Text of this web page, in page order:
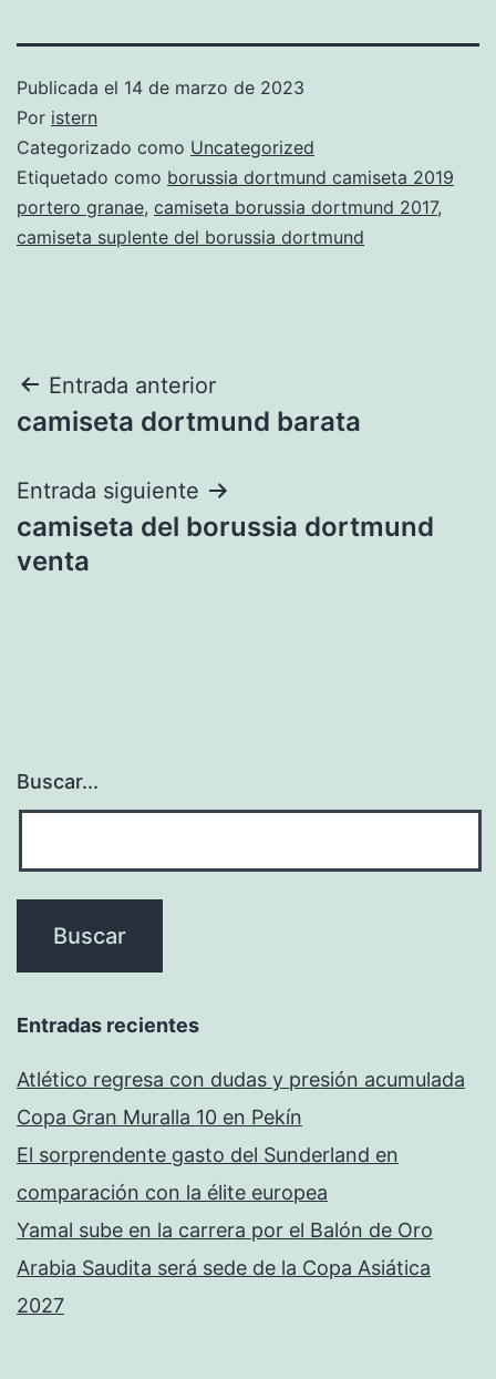
Publicada el 14 de marzo de 2023
Por istern
Categorizado como Uncategorized
Etiquetado como borussia dortmund camiseta 2019
portero granae, camiseta borussia dortmund 2017,
camiseta suplente del borussia dortmund
Navegación
de
entradas
Entrada anterior
camiseta dortmund barata
Entrada siguiente
camiseta del borussia dortmund
venta
Buscar...
Entradas recientes
Atlético regresa con dudas y presión acumulada
Copa Gran Muralla 10 en Pekín
El sorprendente gasto del Sunderland en
comparación con la élite europea
Yamal sube en la carrera por el Balón de Oro
Arabia Saudita será sede de la Copa Asiática
2027